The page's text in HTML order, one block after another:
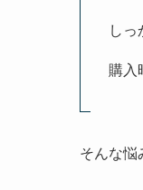
しっ
購入
そんな悩